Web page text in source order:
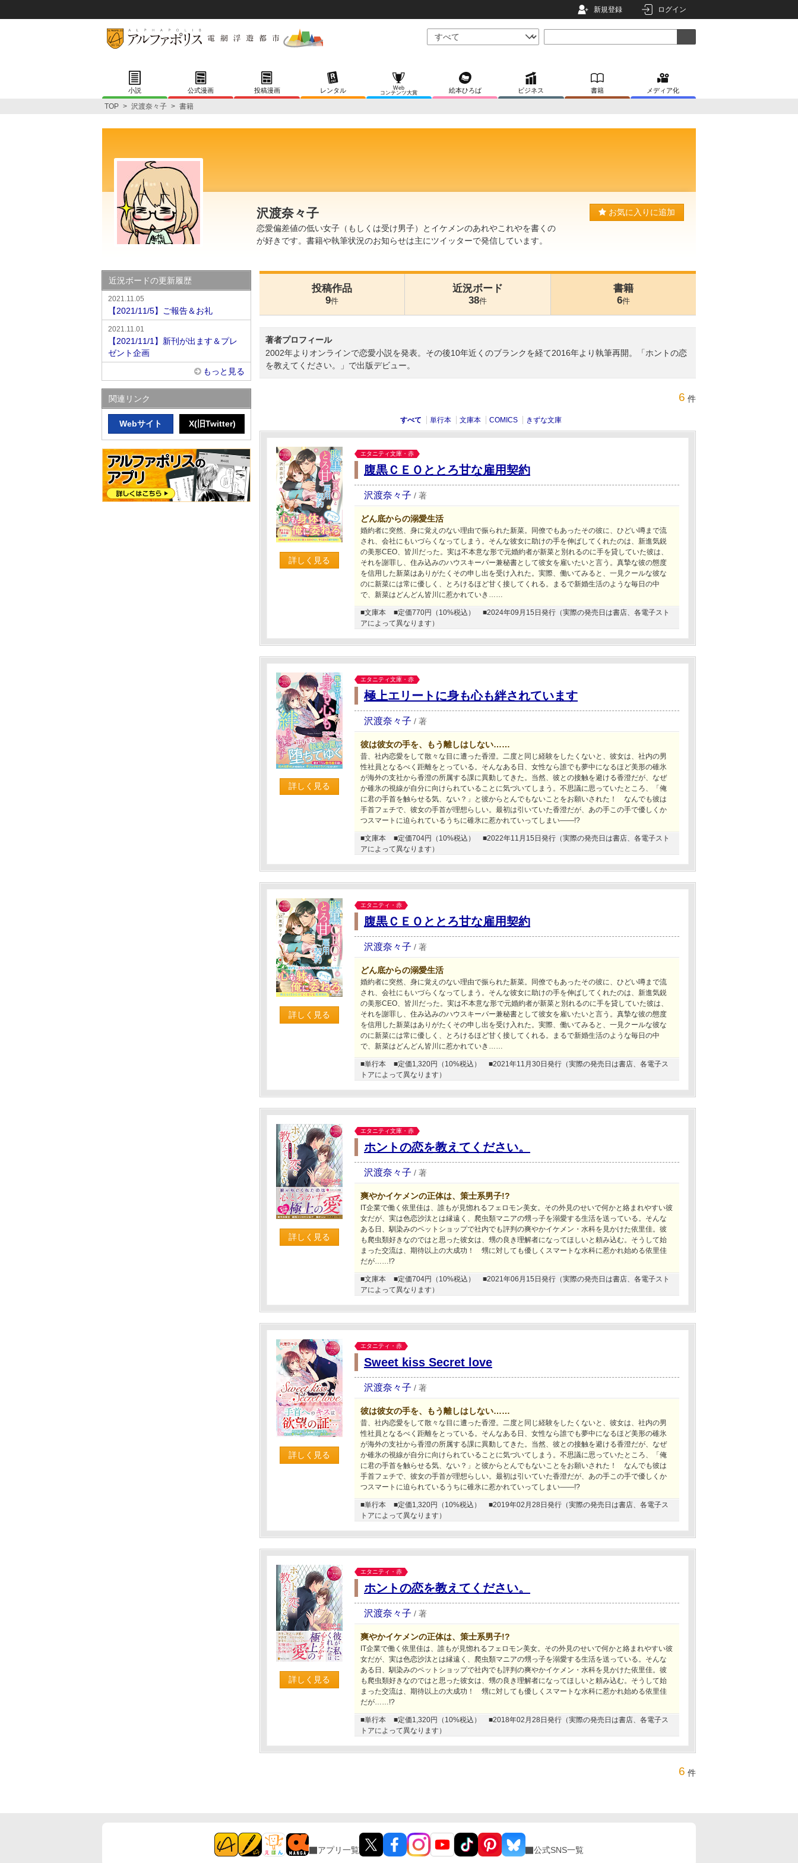
新規登録 ログイン
小説 公式漫画 投稿漫画 レンタル
Web
コンテンツ大賞
絵本ひろば ビジネス 書籍 メディア化
TOP > 沢渡奈々子 > 書籍
沢渡奈々子
恋愛偏差値の低い女子（もしくは受け男子）とイケメンのあれやこれやを書くの
が好きです。書籍や執筆状況のお知らせは主にツイッターで発信しています。
お気に入りに追加
投稿作品
9件
近況ボード
38件
書籍
6件
著者プロフィール
2002年よりオンラインで恋愛小説を発表。その後10年近くのブランクを経て2016年より執筆再開。「ホントの恋
を教えてください。」で出版デビュー。
6 件
すべて 単行本 文庫本 COMICS きずな文庫
詳しく見る
エタニティ文庫・赤
腹黒ＣＥＯととろ甘な雇用契約
沢渡奈々子 / 著
どん底からの溺愛生活
婚約者に突然、身に覚えのない理由で振られた新菜。同僚でもあったその彼に、ひどい噂まで流
され、会社にもいづらくなってしまう。そんな彼女に助けの手を伸ばしてくれたのは、新進気鋭
の美形CEO、皆川だった。実は不本意な形で元婚約者が新菜と別れるのに手を貸していた彼は、
それを謝罪し、住み込みのハウスキーパー兼秘書として彼女を雇いたいと言う。真摯な彼の態度
を信用した新菜はありがたくその申し出を受け入れた。実際、働いてみると、一見クールな彼な
のに新菜には常に優しく、とろけるほど甘く接してくれる。まるで新婚生活のような毎日の中
で、新菜はどんどん皆川に惹かれていき……
■文庫本 ■定価770円（10%税込）
■2024年09月15日発行（実際の発売日は書店、各電子スト
アによって異なります）
詳しく見る
エタニティ文庫・赤
極上エリートに身も心も絆されています
沢渡奈々子 / 著
彼は彼女の手を、もう離しはしない……
昔、社内恋愛をして散々な目に遭った香澄。二度と同じ経験をしたくないと、彼女は、社内の男
性社員となるべく距離をとっている。そんなある日、女性なら誰でも夢中になるほど美形の碓氷
が海外の支社から香澄の所属する課に異動してきた。当然、彼との接触を避ける香澄だが、なぜ
か碓氷の視線が自分に向けられていることに気づいてしまう。不思議に思っていたところ、「俺
に君の手首を触らせる気、ない？」と彼からとんでもないことをお願いされた！ なんでも彼は
手首フェチで、彼女の手首が理想らしい。最初は引いていた香澄だが、あの手この手で優しくか
つスマートに迫られているうちに碓氷に惹かれていってしまい――!?
■文庫本 ■定価704円（10%税込）
■2022年11月15日発行（実際の発売日は書店、各電子スト
アによって異なります）
詳しく見る
エタニティ・赤
腹黒ＣＥＯととろ甘な雇用契約
沢渡奈々子 / 著
どん底からの溺愛生活
婚約者に突然、身に覚えのない理由で振られた新菜。同僚でもあったその彼に、ひどい噂まで流
され、会社にもいづらくなってしまう。そんな彼女に助けの手を伸ばしてくれたのは、新進気鋭
の美形CEO、皆川だった。実は不本意な形で元婚約者が新菜と別れるのに手を貸していた彼は、
それを謝罪し、住み込みのハウスキーパー兼秘書として彼女を雇いたいと言う。真摯な彼の態度
を信用した新菜はありがたくその申し出を受け入れた。実際、働いてみると、一見クールな彼な
のに新菜には常に優しく、とろけるほど甘く接してくれる。まるで新婚生活のような毎日の中
で、新菜はどんどん皆川に惹かれていき……
■単行本 ■定価1,320円（10%税込）
■2021年11月30日発行（実際の発売日は書店、各電子ス
トアによって異なります）
詳しく見る
エタニティ文庫・赤
ホントの恋を教えてください。
沢渡奈々子 / 著
爽やかイケメンの正体は、策士系男子!?
IT企業で働く依里佳は、誰もが見惚れるフェロモン美女。その外見のせいで何かと絡まれやすい彼
女だが、実は色恋沙汰とは縁遠く、爬虫類マニアの甥っ子を溺愛する生活を送っている。そんな
ある日、馴染みのペットショップで社内でも評判の爽やかイケメン・水科を見かけた依里佳。彼
も爬虫類好きなのではと思った彼女は、甥の良き理解者になってほしいと頼み込む。そうして始
まった交流は、期待以上の大成功！ 甥に対しても優しくスマートな水科に惹かれ始める依里佳
だが……!?
■文庫本 ■定価704円（10%税込）
■2021年06月15日発行（実際の発売日は書店、各電子スト
アによって異なります）
詳しく見る
エタニティ・赤
Sweet kiss Secret love
沢渡奈々子 / 著
彼は彼女の手を、もう離しはしない……
昔、社内恋愛をして散々な目に遭った香澄。二度と同じ経験をしたくないと、彼女は、社内の男
性社員となるべく距離をとっている。そんなある日、女性なら誰でも夢中になるほど美形の碓氷
が海外の支社から香澄の所属する課に異動してきた。当然、彼との接触を避ける香澄だが、なぜ
か碓氷の視線が自分に向けられていることに気づいてしまう。不思議に思っていたところ、「俺
に君の手首を触らせる気、ない？」と彼からとんでもないことをお願いされた！ なんでも彼は
手首フェチで、彼女の手首が理想らしい。最初は引いていた香澄だが、あの手この手で優しくか
つスマートに迫られているうちに碓氷に惹かれていってしまい――!?
■単行本 ■定価1,320円（10%税込）
■2019年02月28日発行（実際の発売日は書店、各電子ス
トアによって異なります）
詳しく見る
エタニティ・赤
ホントの恋を教えてください。
沢渡奈々子 / 著
爽やかイケメンの正体は、策士系男子!?
IT企業で働く依里佳は、誰もが見惚れるフェロモン美女。その外見のせいで何かと絡まれやすい彼
女だが、実は色恋沙汰とは縁遠く、爬虫類マニアの甥っ子を溺愛する生活を送っている。そんな
ある日、馴染みのペットショップで社内でも評判の爽やかイケメン・水科を見かけた依里佳。彼
も爬虫類好きなのではと思った彼女は、甥の良き理解者になってほしいと頼み込む。そうして始
まった交流は、期待以上の大成功！ 甥に対しても優しくスマートな水科に惹かれ始める依里佳
だが……!?
■単行本 ■定価1,320円（10%税込）
■2018年02月28日発行（実際の発売日は書店、各電子ス
トアによって異なります）
6 件
近況ボードの更新履歴
2021.11.05
【2021/11/5】ご報告＆お礼
2021.11.01
【2021/11/1】新刊が出ます＆プレ
ゼント企画
もっと見る
関連リンク
Webサイト X(旧Twitter)
アプリ一覧 公式SNS一覧